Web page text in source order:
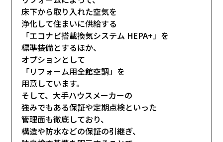
床下から取り入れた空気を
浄化して住まいに供給する
「エコナビ搭載換気システム HEPA+」を
標準装備とするほか、
オプションとして
「リフォーム用全館空調」を
用意しています。
そして、大手ハウスメーカーの
強みでもある保証や定期点検といった
管理面も徹底しており、
構造や防水などの保証の引継ぎ、